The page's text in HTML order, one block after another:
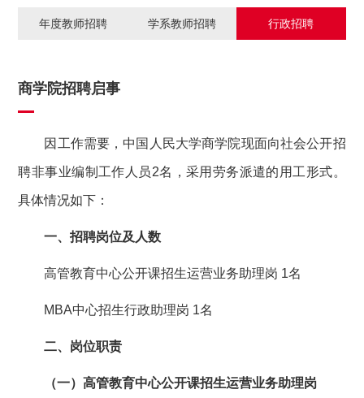
年度教师招聘 学系教师招聘 行政招聘
商学院招聘启事
因工作需要，中国人民大学商学院现面向社会公开招
聘非事业编制工作人员2名，采用劳务派遣的用工形式。
具体情况如下：
一、招聘岗位及人数
高管教育中心公开课招生运营业务助理岗 1名
MBA中心招生行政助理岗 1名
二、岗位职责
（一）高管教育中心公开课招生运营业务助理岗